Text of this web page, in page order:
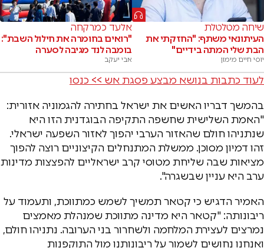
שיחה מטלטלת
העיתונאי משתף: "החזקתי את
הבת שלי המתה בידיים"
יוסי חיים מימון
אלעד כמרקחה
"רואים בחומרה את חילול השבת":
בומבה לנד מגיבה לסערה
אבי יעקב
לעוד כתבות בנושא מבצע פסגת אש >> כנסו
בהמשך דבריו האשים את ישראל בחתירה להגמוניה אזורית:
"האמת השלישית שחשפה התקיפה הבוגדנית הזו היא
שנתניהו חולם שהאזור הערבי יהפוך לאזור השפעה ישראלי.
זהו דמיון מסוכן. ממשלת המתנחלים הקיצוניים רוצה להפוך
מציאות שבה שליחת מטוסי קרב ישראליים להפצצות מדינות
ערב היא עניין שבשגרה".
האמיר הדגיש כי קטאר תמשיך לשמש כמתווכת, ותעמוד על
ריבונותה: "קטאר היא מדינה מתווכת שמנהלת מאמצים
נמרצים לעצירת המלחמה ולשחרור בני הערובה. נתניהו חולם,
ואנחנו נחושים לשמור על ריבונותנו מול התוקפנות